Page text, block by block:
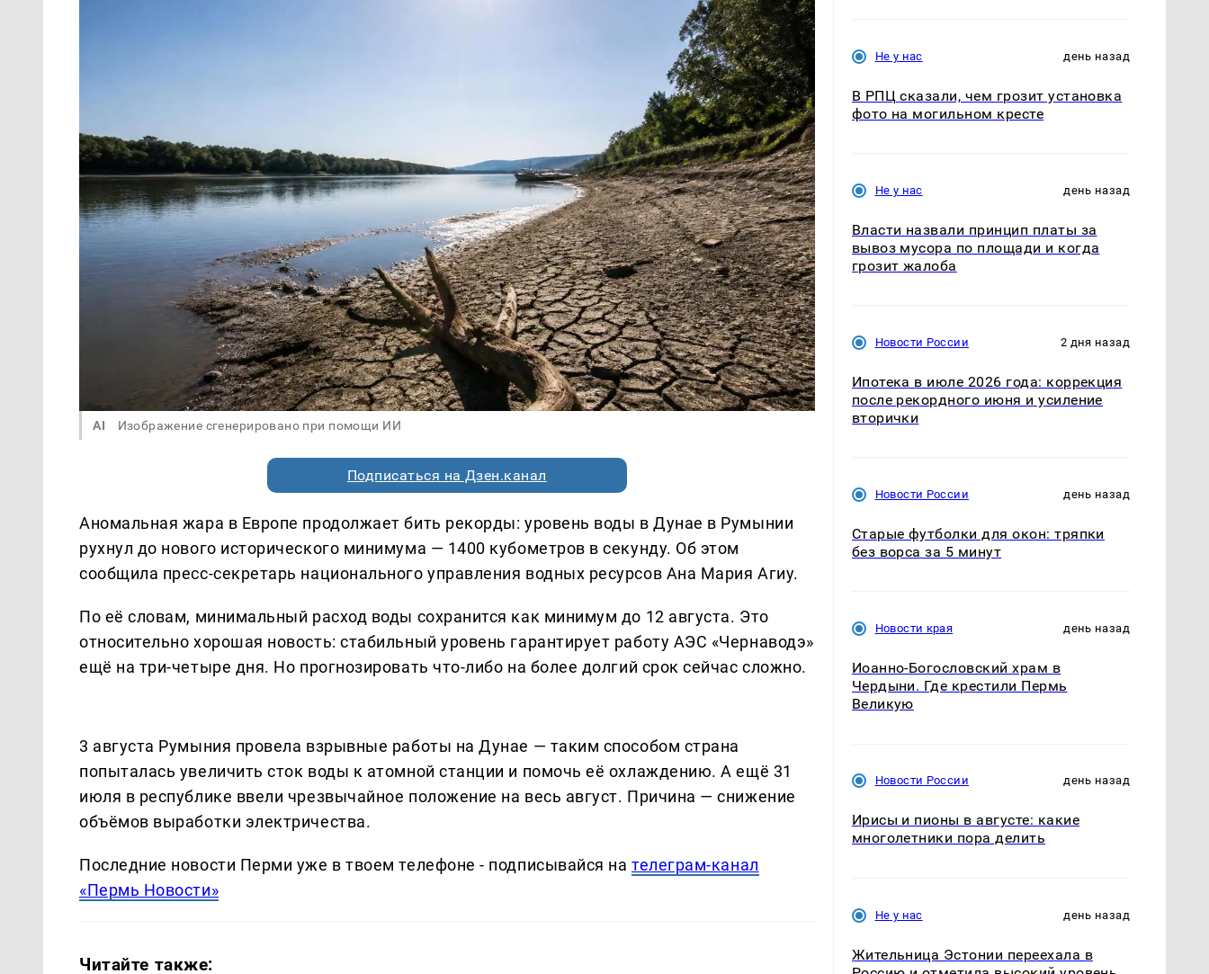
AI Изображение сгенерировано при помощи ИИ
Подписаться на Дзен.канал
Аномальная жара в Европе продолжает бить рекорды: уровень воды в Дунае в Румынии
рухнул до нового исторического минимума — 1400 кубометров в секунду. Об этом
сообщила пресс-секретарь национального управления водных ресурсов Ана Мария Агиу.
По её словам, минимальный расход воды сохранится как минимум до 12 августа. Это
относительно хорошая новость: стабильный уровень гарантирует работу АЭС «Чернаводэ»
ещё на три-четыре дня. Но прогнозировать что-либо на более долгий срок сейчас сложно.
3 августа Румыния провела взрывные работы на Дунае — таким способом страна
попыталась увеличить сток воды к атомной станции и помочь её охлаждению. А ещё 31
июля в республике ввели чрезвычайное положение на весь август. Причина — снижение
объёмов выработки электричества.
Последние новости Перми уже в твоем телефоне - подписывайся нателеграм-канал
«Пермь Новости»
Читайте также:
Не у нас день назад
В РПЦ сказали, чем грозит установка
фото на могильном кресте
Не у нас день назад
Власти назвали принцип платы за
вывоз мусора по площади и когда
грозит жалоба
Новости России 2 дня назад
Ипотека в июле 2026 года: коррекция
после рекордного июня и усиление
вторички
Новости России день назад
Старые футболки для окон: тряпки
без ворса за 5 минут
Новости края день назад
Иоанно-Богословский храм в
Чердыни. Где крестили Пермь
Великую
Новости России день назад
Ирисы и пионы в августе: какие
многолетники пора делить
Не у нас день назад
Жительница Эстонии переехала в